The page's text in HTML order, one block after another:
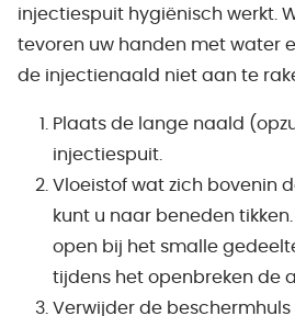
injectiespuit hygiënisch werkt.
tevoren uw handen met water
de injectienaald niet aan te
Plaats de lange naald
injectiespuit.
Vloeistof wat zich bovenin
kunt u naar beneden
open bij het smalle
tijdens het openbreken de
Verwijder de beschermhuls